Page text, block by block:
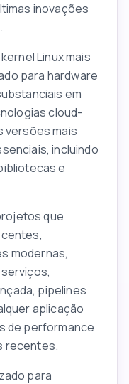
inovações
Linux mais
para hardware
em
cloud-
versões mais
incluindo
e
que
modernas,
pipelines
aplicação
de performance
recentes.
para